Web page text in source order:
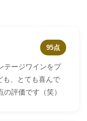
95点
テージワインをプ
も、とても喜んで
評価です（笑）